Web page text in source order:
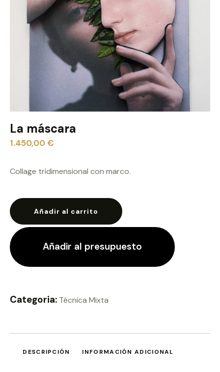
La máscara
1.450,00€
Collage tridimensional con marco.
Añadir al carrito
Añadir al presupuesto
Categoria: Técnica Mixta
DESCRIPCIÓN INFORMACIÓN ADICIONAL